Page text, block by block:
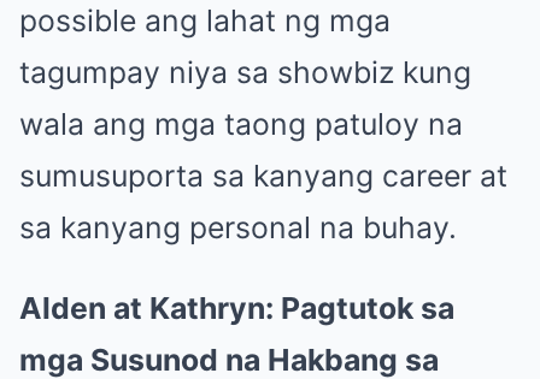
possible ang lahat ng mga
tagumpay niya sa showbiz kung
wala ang mga taong patuloy na
sumusuporta sa kanyang career at
sa kanyang personal na buhay.
Alden at Kathryn: Pagtutok sa
mga Susunod na Hakbang sa